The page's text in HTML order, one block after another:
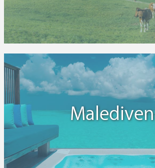
Malediven